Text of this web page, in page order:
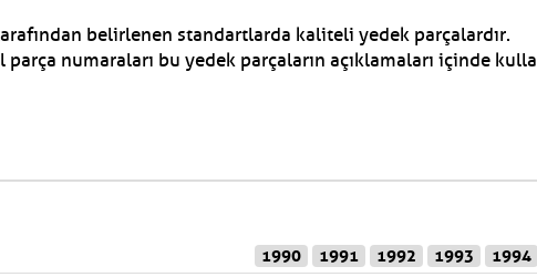
belirlenen standartlarda kaliteli yedek parçalardır.
numaraları bu yedek parçaların açıklamaları içinde
1990 1991 1992 1993 1994